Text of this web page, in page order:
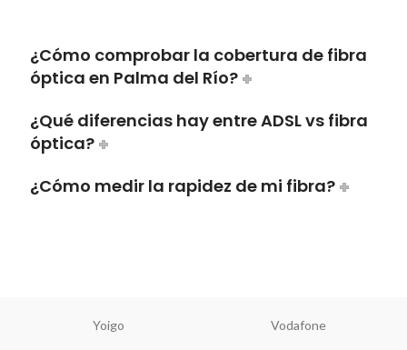
¿Cómo comprobar la cobertura de fibra
óptica en Palma del Río?
¿Qué diferencias hay entre ADSL vs fibra
óptica?
¿Cómo medir la rapidez de mi fibra?
Yoigo Vodafone